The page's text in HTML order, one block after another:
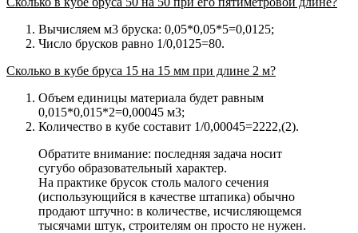
Вычисляем м3 бруска: 0,05*0,05*5=0,0125;
Число брусков равно 1/0,0125=80.
Сколько в кубе бруса 15 на 15 мм при длине 2 м?
Объем единицы материала будет равным
0,015*0,015*2=0,00045 м3;
Количество в кубе составит 1/0,00045=2222,(2).
Обратите внимание: последняя задача носит
сугубо образовательный характер.
На практике брусок столь малого сечения
(использующийся в качестве штапика) обычно
продают штучно: в количестве, исчисляющемся
тысячами штук, строителям он просто не нужен.